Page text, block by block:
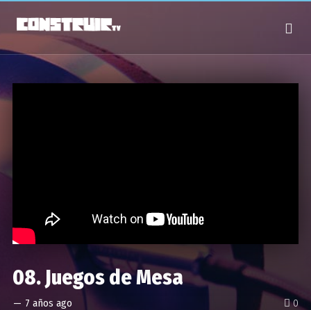
0
08. Juegos de Mesa
— 7 años ago